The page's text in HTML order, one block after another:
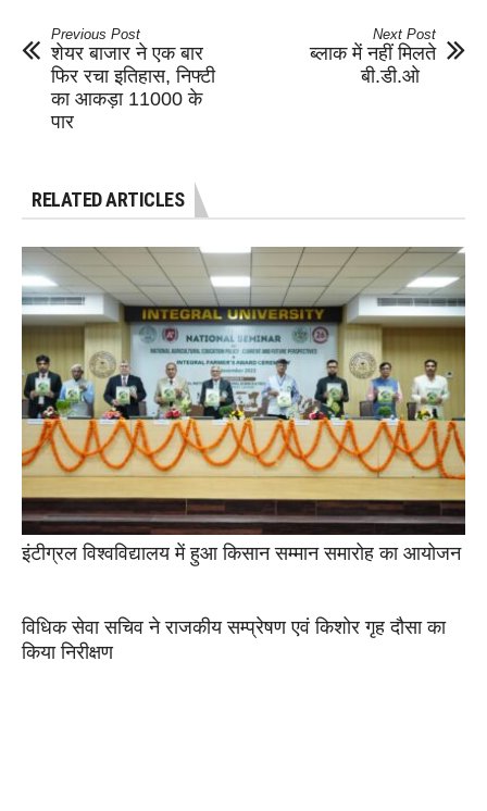
Previous Post
शेयर बाजार ने एक बार
फिर रचा इतिहास, निफ्टी
का आकड़ा 11000 के
पार
Next Post
ब्लाक में नहीं मिलते
बी.डी.ओ
RELATED ARTICLES
इंटीग्रल विश्वविद्यालय में हुआ किसान सम्मान समारोह का आयोजन
विधिक सेवा सचिव ने राजकीय सम्प्रेषण एवं किशोर गृह दौसा का
किया निरीक्षण